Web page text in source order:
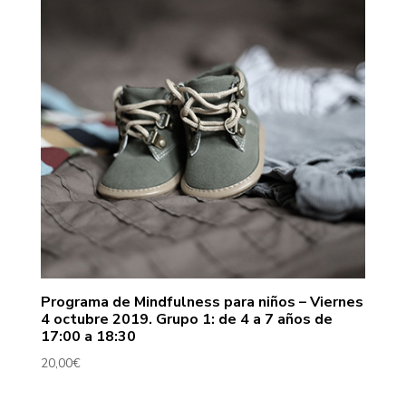
Programa de Mindfulness para niños – Viernes
4 octubre 2019. Grupo 1: de 4 a 7 años de
17:00 a 18:30
20,00€